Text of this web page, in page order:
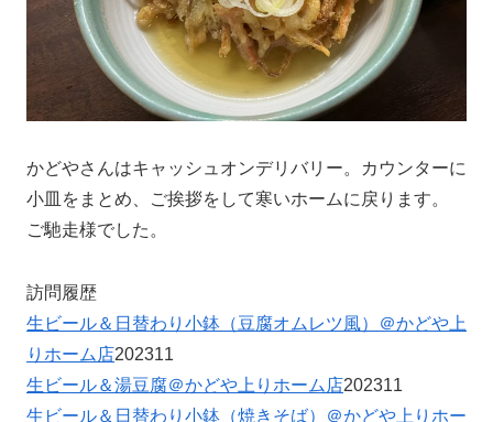
かどやさんはキャッシュオンデリバリー。カウンターに
小皿をまとめ、ご挨拶をして寒いホームに戻ります。
ご馳走様でした。
訪問履歴
生ビール＆日替わり小鉢（豆腐オムレツ風）＠かどや上
りホーム店202311
生ビール＆湯豆腐＠かどや上りホーム店202311
生ビール＆日替わり小鉢（焼きそば）＠かどや上りホー